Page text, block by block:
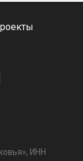
ИНН